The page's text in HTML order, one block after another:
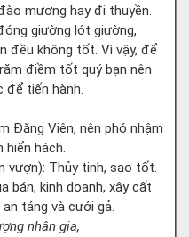
mương hay đi thuyền.
giường lót giường,
đều không tốt. Vì vậy, để
điềm tốt quý bạn nên
để tiến hành.
Đăng Viên, nên phó nhậm
hiển hách.
vượn): Thủy tinh, sao tốt.
bán, kinh doanh, xây cất
táng và cưới gả.
nhân gia,